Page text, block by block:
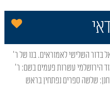
הירושלמי עשרות פעמים בשם: ר'
שלשה ספרים נפתחין בראש